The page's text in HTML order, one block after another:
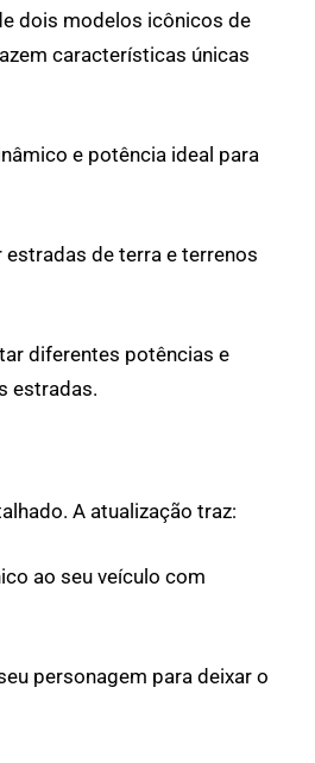
dois modelos icônicos de
características únicas
e potência ideal para
de terra e terrenos
diferentes potências e
estradas.
A atualização traz:
ao seu veículo com
personagem para deixar o